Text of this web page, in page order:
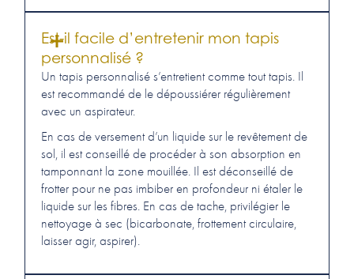
Est-il facile d’entretenir mon tapis
personnalisé ?
Un tapis personnalisé s’entretient comme tout tapis. Il
est recommandé de le dépoussiérer régulièrement
avec un aspirateur.
En cas de versement d’un liquide sur le revêtement de
sol, il est conseillé de procéder à son absorption en
tamponnant la zone mouillée. Il est déconseillé de
frotter pour ne pas imbiber en profondeur ni étaler le
liquide sur les fibres. En cas de tache, privilégier le
nettoyage à sec (bicarbonate, frottement circulaire,
laisser agir, aspirer).